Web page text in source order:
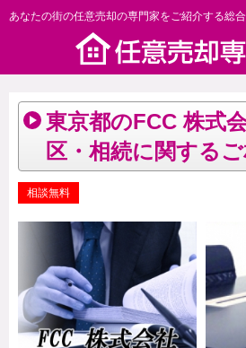
あなたの街の任意売却の専門家をご紹介する総
東京都のFCC 株式
区・相続に関するご
相談無料